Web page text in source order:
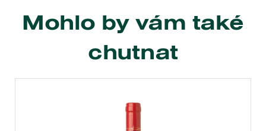
Mohlo by vám také
chutnat